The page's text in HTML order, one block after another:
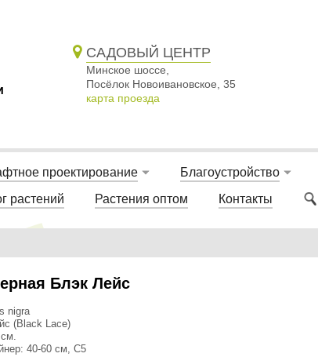
САДОВЫЙ ЦЕНТР
Минское шоссе,
Посёлок Новоивановское, 35
карта проезда
проектирование Благоустройство
растений
Растения оптом Контакты
Блэк Лейс
nigra
(Black Lace)
40-60 см, С5